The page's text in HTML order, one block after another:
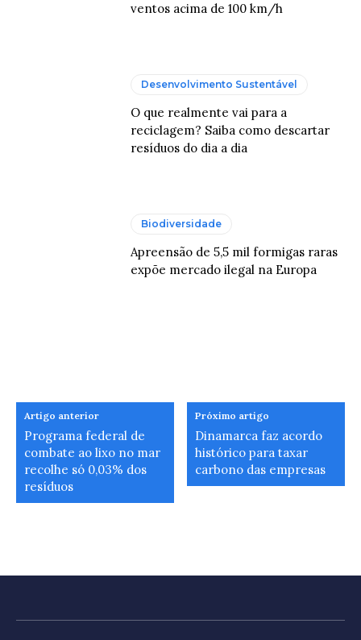
ventos acima de 100 km/h
Desenvolvimento Sustentável
O que realmente vai para a
reciclagem? Saiba como descartar
resíduos do dia a dia
Biodiversidade
Apreensão de 5,5 mil formigas raras
expõe mercado ilegal na Europa
Artigo anterior
Programa federal de
combate ao lixo no mar
recolhe só 0,03% dos
resíduos
Próximo artigo
Dinamarca faz acordo
histórico para taxar
carbono das empresas